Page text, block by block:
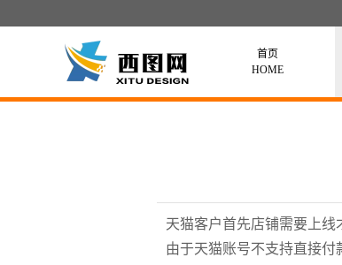
首页
HOME
天猫客户首先店铺需要上线
由于天猫账号不支持直接